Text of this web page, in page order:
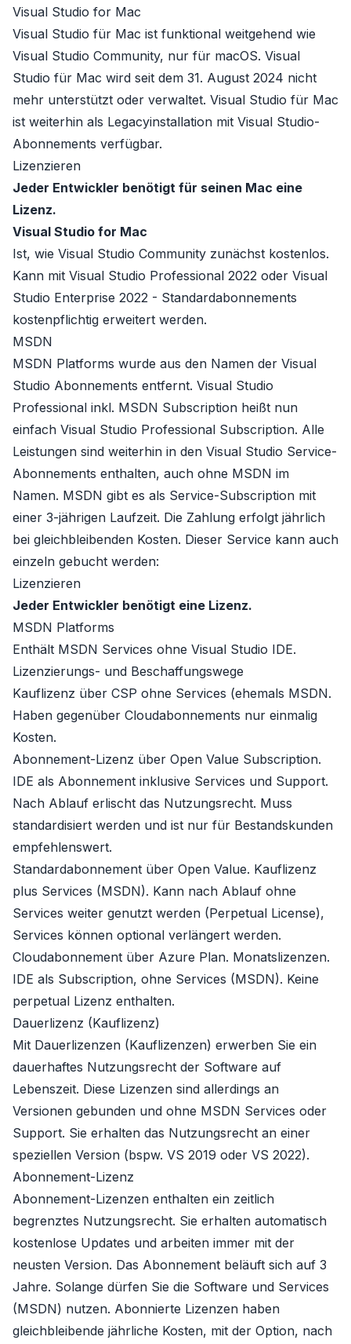
Visual Studio for Mac
Visual Studio für Mac ist funktional weitgehend wie
Visual Studio Community, nur für macOS. Visual
Studio für Mac wird seit dem 31. August 2024 nicht
mehr unterstützt oder verwaltet. Visual Studio für Mac
ist weiterhin als Legacyinstallation mit Visual Studio-
Abonnements verfügbar.
Lizenzieren
Jeder Entwickler benötigt für seinen Mac eine
Lizenz.
Visual Studio for Mac
Ist, wie Visual Studio Community zunächst kostenlos.
Kann mit Visual Studio Professional 2022 oder Visual
Studio Enterprise 2022 - Standardabonnements
kostenpflichtig erweitert werden.
MSDN
MSDN Platforms wurde aus den Namen der Visual
Studio Abonnements entfernt. Visual Studio
Professional inkl. MSDN Subscription heißt nun
einfach Visual Studio Professional Subscription. Alle
Leistungen sind weiterhin in den Visual Studio Service-
Abonnements enthalten, auch ohne MSDN im
Namen. MSDN gibt es als Service-Subscription mit
einer 3-jährigen Laufzeit. Die Zahlung erfolgt jährlich
bei gleichbleibenden Kosten. Dieser Service kann auch
einzeln gebucht werden:
Lizenzieren
Jeder Entwickler benötigt eine Lizenz.
MSDN Platforms
Enthält MSDN Services ohne Visual Studio IDE.
Lizenzierungs- und Beschaffungswege
Kauflizenz über CSP ohne Services (ehemals MSDN.
Haben gegenüber Cloudabonnements nur einmalig
Kosten.
Abonnement-Lizenz über Open Value Subscription.
IDE als Abonnement inklusive Services und Support.
Nach Ablauf erlischt das Nutzungsrecht. Muss
standardisiert werden und ist nur für Bestandskunden
empfehlenswert.
Standardabonnement über Open Value. Kauflizenz
plus Services (MSDN). Kann nach Ablauf ohne
Services weiter genutzt werden (Perpetual License),
Services können optional verlängert werden.
Cloudabonnement über Azure Plan. Monatslizenzen.
IDE als Subscription, ohne Services (MSDN). Keine
perpetual Lizenz enthalten.
Dauerlizenz (Kauflizenz)
Mit Dauerlizenzen (Kauflizenzen) erwerben Sie ein
dauerhaftes Nutzungsrecht der Software auf
Lebenszeit. Diese Lizenzen sind allerdings an
Versionen gebunden und ohne MSDN Services oder
Support. Sie erhalten das Nutzungsrecht an einer
speziellen Version (bspw. VS 2019 oder VS 2022).
Abonnement-Lizenz
Abonnement-Lizenzen enthalten ein zeitlich
begrenztes Nutzungsrecht. Sie erhalten automatisch
kostenlose Updates und arbeiten immer mit der
neusten Version. Das Abonnement beläuft sich auf 3
Jahre. Solange dürfen Sie die Software und Services
(MSDN) nutzen. Abonnierte Lizenzen haben
gleichbleibende jährliche Kosten, mit der Option, nach